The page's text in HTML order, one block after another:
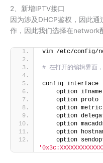
2、新增IPTV接口
因为涉及DHCP鉴权，因此
作，因此我们选择在network
vim /etc/config/
# 在打开的编辑界面
config interface
    option ifname
    option proto
    option metric
option
option
option